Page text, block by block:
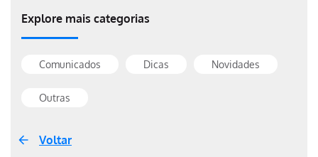
Explore mais categorias
Comunicados Dicas Novidades
Outras
Voltar